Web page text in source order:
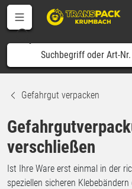
Gefahrgut verpacken
verschließen
Ist Ihre Ware erst einmal in der
speziellen sicheren